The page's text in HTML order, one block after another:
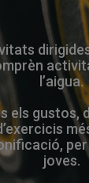
l’aigua.
els gustos,
joves.